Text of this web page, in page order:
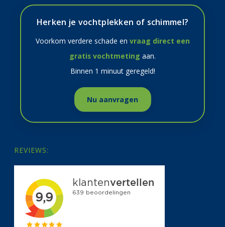
Herken je vochtplekken of schimmel?
Voorkom verdere schade en vraag direct een
gratis vochtmeting aan.
Binnen 1 minuut geregeld!
Nu aanvragen
REVIEWS: